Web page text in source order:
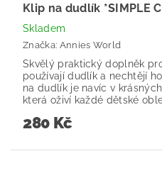
Klip na dudlík *SIMPLE
Skladem
Značka: Annies World
Skvělý praktický doplněk
používají dudlík a nechtějí
na dudlík je navíc v
která oživí každé dětské
280 Kč